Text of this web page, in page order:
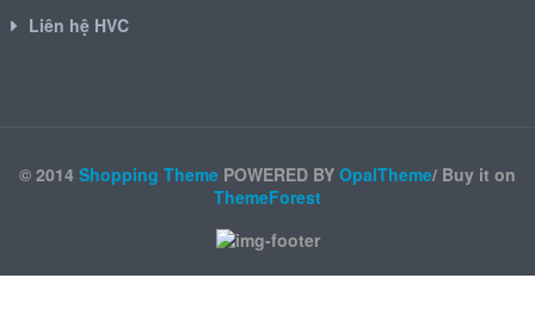
Liên hệ HVC
© 2014 Shopping Theme POWERED BY OpalTheme/ Buy it on
ThemeForest